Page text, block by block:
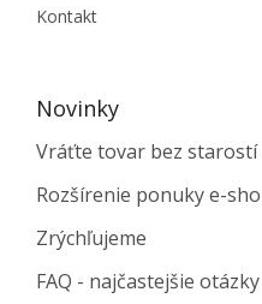
Kontakt
Novinky
Vráťte tovar bez starostí
Rozšírenie ponuky e-
Zrýchľujeme
FAQ - najčastejšie otázky